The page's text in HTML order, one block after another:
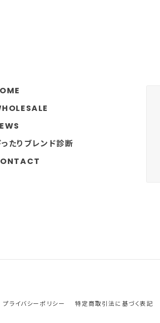
たりブレンド診断
プライバシーポリシー 特定商取引法に基づく表記